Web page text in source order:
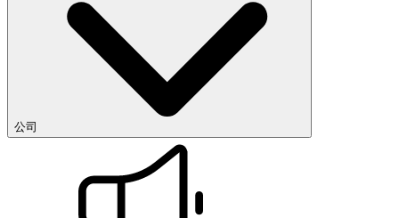
公司